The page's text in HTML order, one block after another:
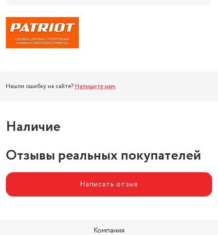
Нашли ошибку на сайте? Напишите нам.
Наличие
Отзывы реальных покупателей
Написать отзыв
Компания